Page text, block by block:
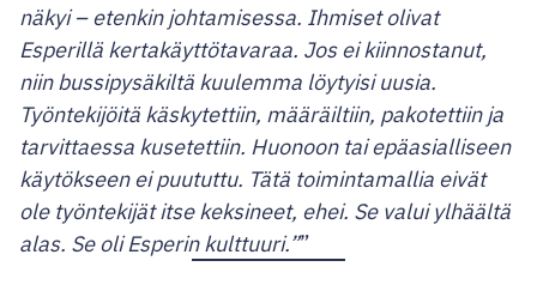
näkyi – etenkin johtamisessa. Ihmiset olivat
Esperillä kertakäyttötavaraa. Jos ei kiinnostanut,
niin bussipysäkiltä kuulemma löytyisi uusia.
Työntekijöitä käskytettiin, määräiltiin, pakotettiin ja
tarvittaessa kusetettiin. Huonoon tai epäasialliseen
käytökseen ei puututtu. Tätä toimintamallia eivät
ole työntekijät itse keksineet, ehei. Se valui ylhäältä
alas. Se oli Esperin kulttuuri.”